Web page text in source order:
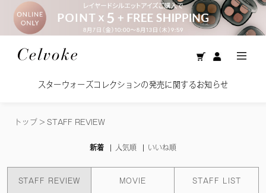
ーウォーズコレクションの発売に関するお知らせ
トップ > STAFF REVIEW
新着 人気順 いいね順
STAFF REVIEW MOVIE STAFF LIST